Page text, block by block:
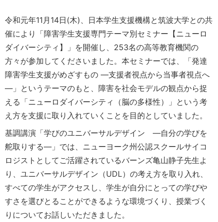
令和元年11月14日(木)、日本学生支援機構と筑波大学との共
催により「障害学生支援専門テーマ別セミナー【ニューロ
ダイバーシティ】」を開催し、253名の高等教育機関の
方々が参加してくださいました。本セミナーでは、「発達
障害学生支援がめざすもの ―支援者視点から当事者視点へ
―」というテーマのもと、障害を社会モデルの観点から捉
える「ニューロダイバーシティ（脳の多様性）」という考
え方を支援に取り入れていくことを目的としていました。
基調講演「学びのユニバーサルデザイン ―自分の学びを
舵取りする―」では、ニューヨーク州公認スクールサイコ
ロジストとしてご活躍されているバーンズ亀山静子先生よ
り、ユニバーサルデザイン（UDL）の考え方を取り入れ、
すべての学生がアクセスし、学生が自分にとっての学びや
すさを選びとることができるような環境づくり、授業づく
りについてお話しいただきました。